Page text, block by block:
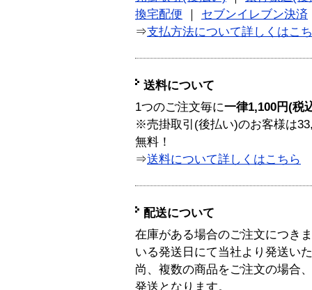
換宅配便
セブンイレブン決済
⇒支払方法について詳しくはこ
送料について
1つのご注文毎に一律1,100円(税
※売掛取引(後払い)のお客様は
無料！
⇒送料について詳しくはこちら
配送について
在庫がある場合のご注文につき
いる発送日にて当社より発送い
尚、複数の商品をご注文の場合
発送となります。